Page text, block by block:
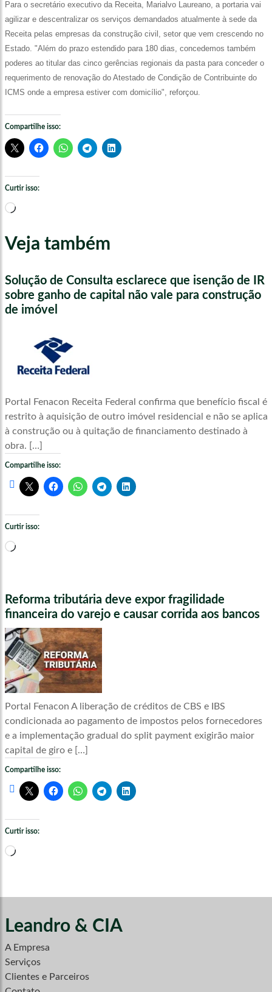
Para o secretário executivo da Receita, Marialvo Laureano, a portaria vai
agilizar e descentralizar os serviços demandados atualmente à sede da
Receita pelas empresas da construção civil, setor que vem crescendo no
Estado. "Além do prazo estendido para 180 dias, concedemos também
poderes ao titular das cinco gerências regionais da pasta para conceder o
requerimento de renovação do Atestado de Condição de Contribuinte do
ICMS onde a empresa estiver com domicílio", reforçou.
Compartilhe isso:
Curtir isso:
Carregando...
Veja também
Solução de Consulta esclarece que isenção de IR
sobre ganho de capital não vale para construção
de imóvel
Portal Fenacon Receita Federal confirma que benefício fiscal é
restrito à aquisição de outro imóvel residencial e não se aplica
à construção ou à quitação de financiamento destinado à
obra. […]
Compartilhe isso:
Curtir isso:
Carregando...
Reforma tributária deve expor fragilidade
financeira do varejo e causar corrida aos bancos
Portal Fenacon A liberação de créditos de CBS e IBS
condicionada ao pagamento de impostos pelos fornecedores
e a implementação gradual do split payment exigirão maior
capital de giro e […]
Compartilhe isso:
Curtir isso:
Carregando...
Leandro & CIA
A Empresa
Serviços
Clientes e Parceiros